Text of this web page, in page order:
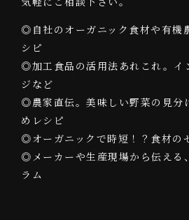
◎自社のオーガニック食材や有機
シピ
◎加工食品の活用法あれこれ。イ
ジなど
◎農家直伝。美味しい野菜の見分
めレシピ
◎オーガニックで時短！？食材の
◎メーカーや生産現場から伝える
ラム